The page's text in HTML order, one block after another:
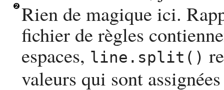
Rien de magique ici.
fichier de règles
espaces, line.split()
valeurs qui sont